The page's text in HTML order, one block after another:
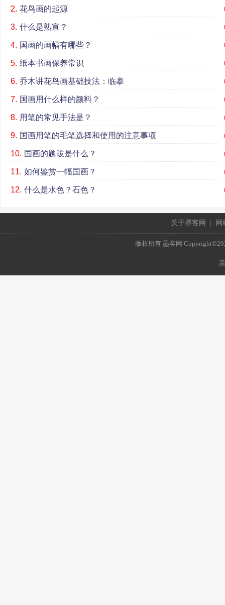
2. 花鸟画的起源
3. 什么是熟宣？
4. 国画的画幅有哪些？
5. 纸本书画保养常识
6. 乔木讲花鸟画基础技法：临摹
7. 国画用什么样的颜料？
8. 用笔的常见手法是？
9. 国画用笔的毛笔选择和使用的注意事项
10. 国画的题跋是什么？
11. 如何鉴赏一幅国画？
12. 什么是水色？石色？
关于墨客网 | 网
版权所有 墨客网